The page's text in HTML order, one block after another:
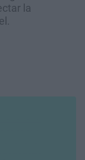
la